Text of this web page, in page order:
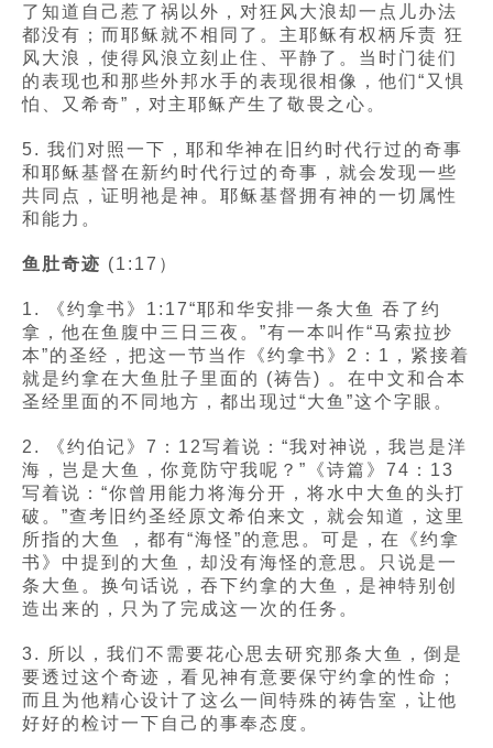
了知道自己惹了祸以外，对狂风大浪却一点儿办法
都没有；而耶稣就不相同了。主耶稣有权柄斥责 狂
风大浪，使得风浪立刻止住、平静了。当时门徒们
的表现也和那些外邦水手的表现很相像，他们“又惧
怕、又希奇”，对主耶稣产生了敬畏之心。
5. 我们对照一下，耶和华神在旧约时代行过的奇事
和耶稣基督在新约时代行过的奇事，就会发现一些
共同点，证明祂是神。耶稣基督拥有神的一切属性
和能力。
鱼肚奇迹 (1:17）
1. 《约拿书》1:17“耶和华安排一条大鱼 吞了约
拿，他在鱼腹中三日三夜。”有一本叫作“马索拉抄
本”的圣经，把这一节当作《约拿书》2：1，紧接着
就是约拿在大鱼肚子里面的 (祷告) 。在中文和合本
圣经里面的不同地方，都出现过“大鱼”这个字眼。
2. 《约伯记》7：12写着说：“我对神说，我岂是洋
海，岂是大鱼，你竟防守我呢？”《诗篇》74：13
写着说：“你曾用能力将海分开，将水中大鱼的头打
破。”查考旧约圣经原文希伯来文，就会知道，这里
所指的大鱼 ，都有“海怪”的意思。可是，在《约拿
书》中提到的大鱼，却没有海怪的意思。只说是一
条大鱼。换句话说，吞下约拿的大鱼，是神特别创
造出来的，只为了完成这一次的任务。
3. 所以，我们不需要花心思去研究那条大鱼，倒是
要透过这个奇迹，看见神有意要保守约拿的性命；
而且为他精心设计了这么一间特殊的祷告室，让他
好好的检讨一下自己的事奉态度。